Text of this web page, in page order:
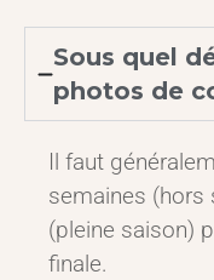
Sous quel
photos de
Il faut
semaines (hors
(pleine saison)
finale.